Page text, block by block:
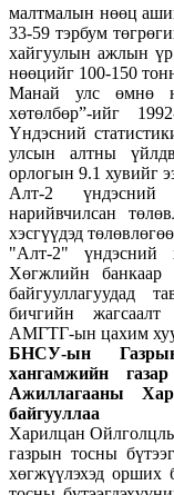
малтмалын нөөц
33-59 тэрбум
хайгуулын ажлын
нөөцийг 100-150
Манай улс өмнө
хөтөлбөр”-ийг
Үндэсний
улсын алтны
орлогын 9.1 хувийг
Алт-2 үндэсний
нарийвчилсан
хэсгүүдэд
"Алт-2" үндэсний
Хөгжлийн банкаар
байгууллагуудад
бичгийн жагсаалт
АМГТГ-ын цахим
БНСУ-ын
хангамжийн
Ажиллагааны
байгууллаа
Харилцан
газрын тосны
хөгжүүлэхэд орших